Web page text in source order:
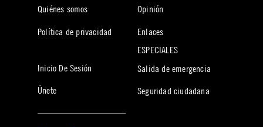
Quiénes somos
Política de privacidad
Inicio De Sesión
Únete
Opinión
Enlaces
ESPECIALES
Salida de emergencia
Seguridad ciudadana